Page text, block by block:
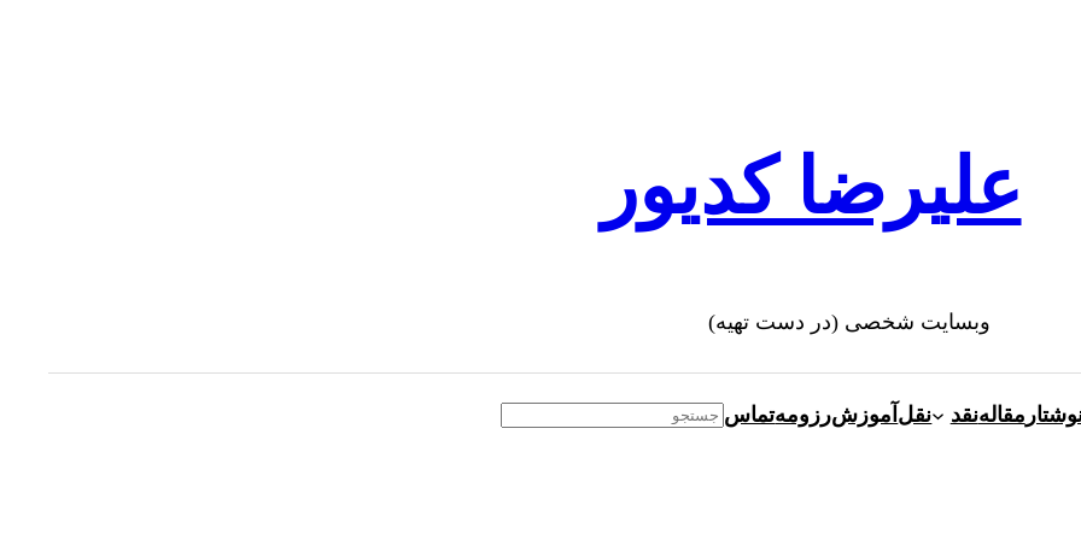
علیرضا کدیور
وبسایت شخصی (در دست تهیه)
مقالهنقد نقل آموزشرزومهتماسSearch